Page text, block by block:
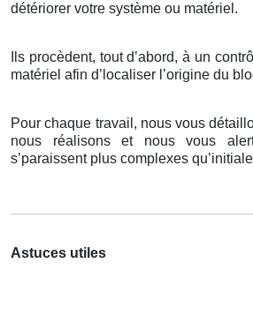
détériorer votre système ou matériel.
Ils procèdent, tout d’abord, à un
matériel afin d’localiser l’origine du
Pour chaque travail, nous vous
nous réalisons et nous vous
s’paraissent plus complexes
Astuces utiles